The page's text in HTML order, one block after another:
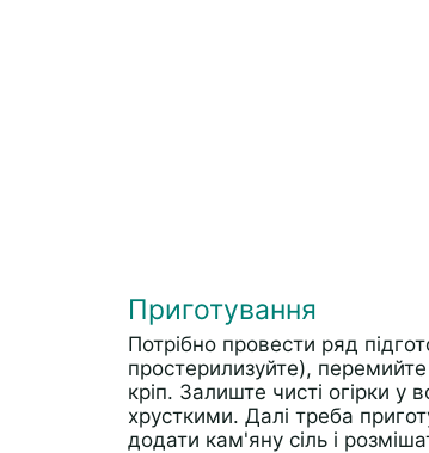
Приготування
Потрібно провести ряд
простерилизуйте), перемийте
кріп. Залиште чисті огірки у
хрусткими. Далі треба
додати кам'яну сіль і